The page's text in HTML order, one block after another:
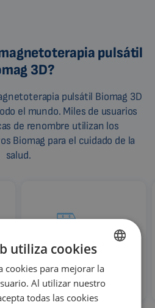
pulsátil
3D?
pulsátil Biomag 3D
el mundo. Miles de usuarios
de renombre utilizan los
Biomag para el cuidado de la
salud.
Italia
ENGLISH
DUTCH
utiliza cookies
cookies para mejorar la
Al utilizar nuestro
todas las cookies